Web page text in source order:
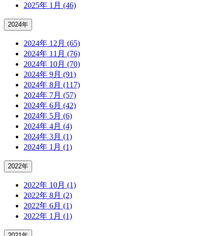
2025年 1月 (46)
2024年
2024年 12月 (65)
2024年 11月 (76)
2024年 10月 (70)
2024年 9月 (91)
2024年 8月 (117)
2024年 7月 (57)
2024年 6月 (42)
2024年 5月 (6)
2024年 4月 (4)
2024年 3月 (1)
2024年 1月 (1)
2022年
2022年 10月 (1)
2022年 8月 (2)
2022年 6月 (1)
2022年 1月 (1)